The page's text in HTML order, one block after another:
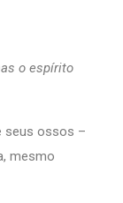
o espírito
seus ossos –
mesmo